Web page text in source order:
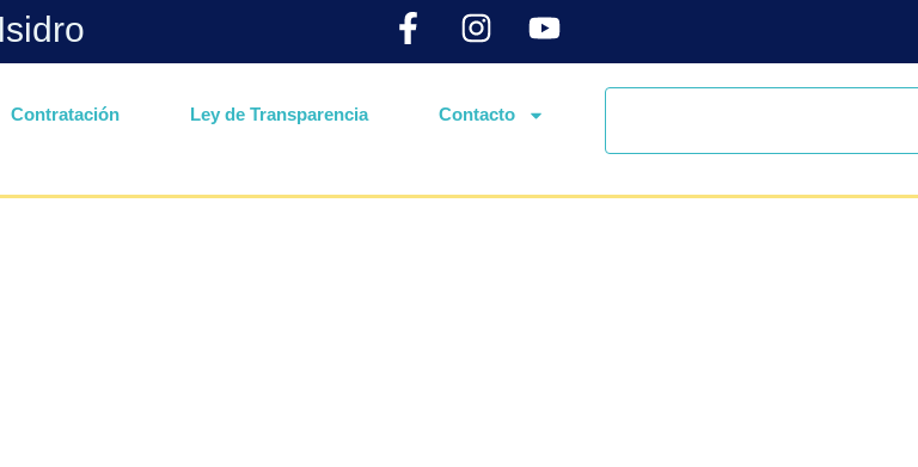
Contratación Ley de Transparencia Contacto